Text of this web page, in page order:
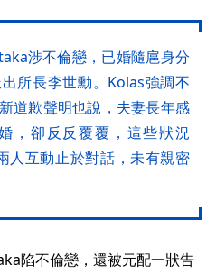
涉不倫戀，已婚隨扈身分
所長李世勳。Kolas強調不
道歉聲明也說，夫妻長年感
，卻反反覆覆，這些狀況
人互動止於對話，未有親密
陷不倫戀，還被元配一狀告